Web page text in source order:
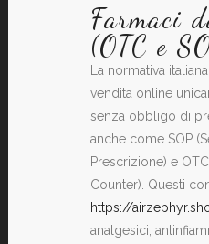
Farmaci
(OTC e
La normativa
vendita online
senza obbligo di
anche come SOP
Prescrizione) e
Counter). Questi
https://
analgesici,